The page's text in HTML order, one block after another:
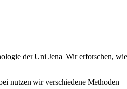
der Uni Jena. Wir erforschen,
nutzen wir verschiedene Methoden